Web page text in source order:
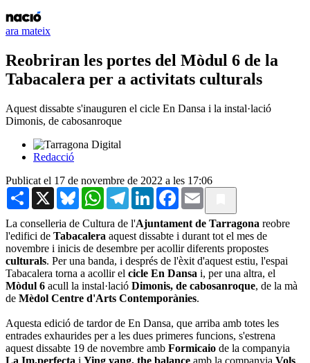
ara mateix
Reobriran les portes del Mòdul 6 de la
Tabacalera per a activitats culturals
Aquest dissabte s'inauguren el cicle En Dansa i la instal·lació
Dimonis, de cabosanroque
Redacció
Publicat el 17 de novembre de 2022 a les 17:06
Share X BlueskyWhatsAppTelegramLinkedInFacebook
Email
La conselleria de Cultura de l'Ajuntament de Tarragona reobre
l'edifici de Tabacalera aquest dissabte i durant tot el mes de
novembre i inicis de desembre per acollir diferents propostes
culturals. Per una banda, i després de l'èxit d'aquest estiu, l'espai
Tabacalera torna a acollir el cicle En Dansa i, per una altra, el
Mòdul 6 acull la instal·lació Dimonis, de cabosanroque, de la mà
de Mèdol Centre d'Arts Contemporànies.
Aquesta edició de tardor de En Dansa, que arriba amb totes les
entrades exhaurides per a les dues primeres funcions, s'estrena
aquest dissabte 19 de novembre amb Formicaio de la companyia
La Im.perfecta i Ying yang, the balance amb la companyia Vols.